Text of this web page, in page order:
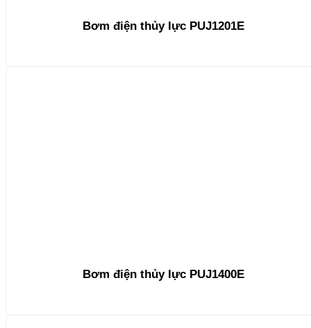
Bơm điện thủy lực PUJ1201E
Bơm điện thủy lực PUJ1400E